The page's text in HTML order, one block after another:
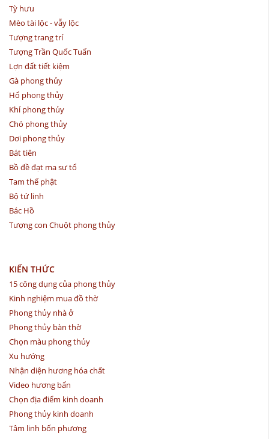
Tỳ hưu
Mèo tài lộc - vẫy lộc
Tượng trang trí
Tượng Trần Quốc Tuấn
Lợn đất tiết kiệm
Gà phong thủy
Hổ phong thủy
Khỉ phong thủy
Chó phong thủy
Dơi phong thủy
Bát tiên
Bồ đề đạt ma sư tổ
Tam thế phật
Bộ tứ linh
Bác Hồ
Tượng con Chuột phong thủy
KIẾN THỨC
15 công dụng của phong thủy
Kinh nghiệm mua đồ thờ
Phong thủy nhà ở
Phong thủy bàn thờ
Chọn màu phong thủy
Xu hướng
Nhận diện hương hóa chất
Video hương bẩn
Chọn địa điểm kinh doanh
Phong thủy kinh doanh
Tâm linh bốn phương